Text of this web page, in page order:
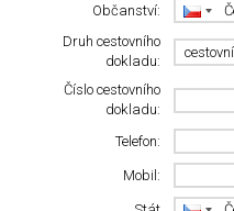
Občanství:
Druh cestovního
dokladu:
Číslo cestovního
dokladu:
Telefon:
Mobil: